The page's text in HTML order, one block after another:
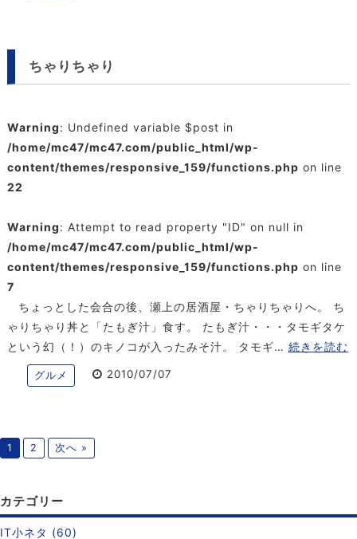
ちゃりちゃり
Warning: Undefined variable $post in
/home/mc47/mc47.com/public_html/wp-
content/themes/responsive_159/functions.php on line
22
Warning: Attempt to read property "ID" on null in
/home/mc47/mc47.com/public_html/wp-
content/themes/responsive_159/functions.php on line
7
ちょっとした会合の後、瀬上の居酒屋・ちゃりちゃりへ。 ち
ゃりちゃり丼と「たもぎ汁」食す。 たもぎ汁・・・タモギタケ
という幻（！）のキノコが入ったみそ汁。 タモギ… 続きを読む
グルメ 2010/07/07
1 2 次へ »
カテゴリー
IT小ネタ (60)